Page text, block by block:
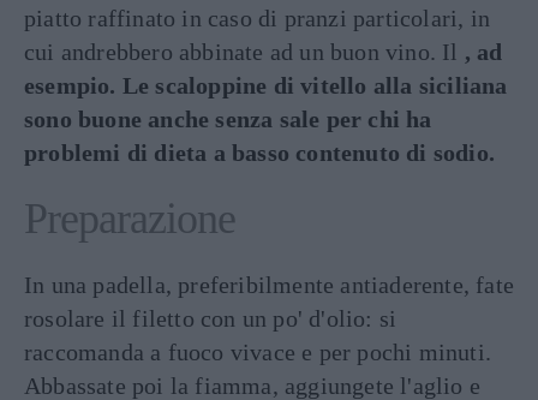
piatto raffinato in caso di pranzi particolari, in
cui andrebbero abbinate ad un buon vino. Il , ad
esempio. Le scaloppine di vitello alla siciliana
sono buone anche senza sale per chi ha
problemi di dieta a basso contenuto di sodio.
Preparazione
In una padella, preferibilmente antiaderente, fate
rosolare il filetto con un po' d'olio: si
raccomanda a fuoco vivace e per pochi minuti.
Abbassate poi la fiamma, aggiungete l'aglio e